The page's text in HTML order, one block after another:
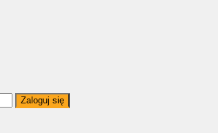
Zaloguj się